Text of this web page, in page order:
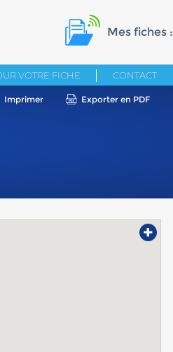
Mes fiches :
VOTRE FICHE CONTACT
Imprimer Exporter en PDF
+